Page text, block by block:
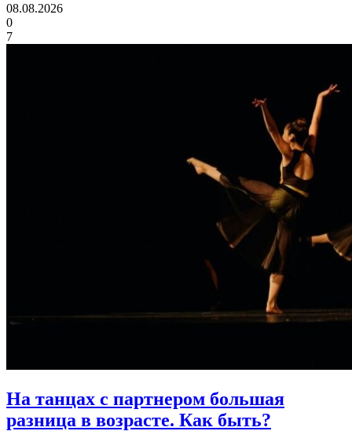
08.08.2026
0
7
На танцах с партнером большая
разница в возрасте. Как быть?